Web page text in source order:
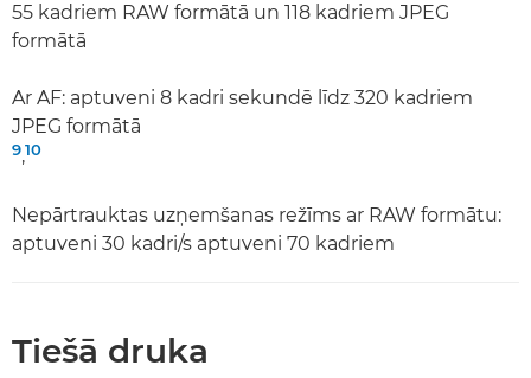
55 kadriem RAW formātā un 118 kadriem JPEG
formātā
Ar AF: aptuveni 8 kadri sekundē līdz 320 kadriem
JPEG formātā
9,10
Nepārtrauktas uzņemšanas režīms ar RAW formātu:
aptuveni 30 kadri/s aptuveni 70 kadriem
Tiešā druka